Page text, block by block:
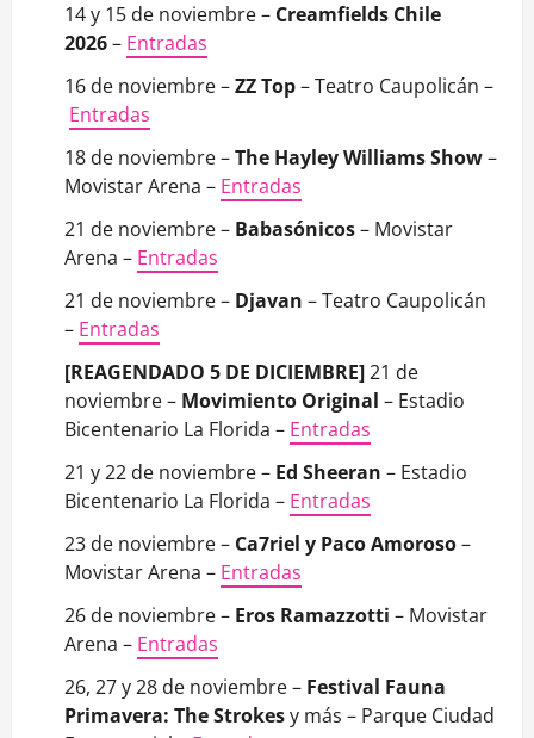
14 y 15 de noviembre – Creamfields Chile
2026– Entradas
16 de noviembre –ZZ Top– Teatro Caupolicán –
Entradas
18 de noviembre –The Hayley Williams Show–
Movistar Arena – Entradas
21 de noviembre – Babasónicos– Movistar
Arena – Entradas
21 de noviembre – Djavan – Teatro Caupolicán
– Entradas
[REAGENDADO 5 DE DICIEMBRE]21 de
noviembre – Movimiento Original – Estadio
Bicentenario La Florida – Entradas
21 y 22 de noviembre – Ed Sheeran – Estadio
Bicentenario La Florida – Entradas
23 de noviembre – Ca7riel y Paco Amoroso–
Movistar Arena – Entradas
26 de noviembre – Eros Ramazzotti – Movistar
Arena – Entradas
26, 27 y 28 de noviembre – Festival Fauna
Primavera: The Strokesy más – Parque Ciudad